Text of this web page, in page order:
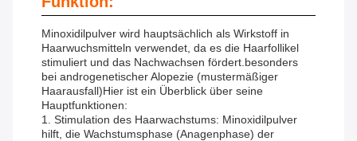
Minoxidilpulver wird hauptsächlich als Wirkstoff in
Haarwuchsmitteln verwendet, da es die Haarfollikel
stimuliert und das Nachwachsen fördert.besonders
bei androgenetischer Alopezie (mustermäßiger
Haarausfall)Hier ist ein Überblick über seine
Hauptfunktionen:
1. Stimulation des Haarwachstums: Minoxidilpulver
hilft, die Wachstumsphase (Anagenphase) der